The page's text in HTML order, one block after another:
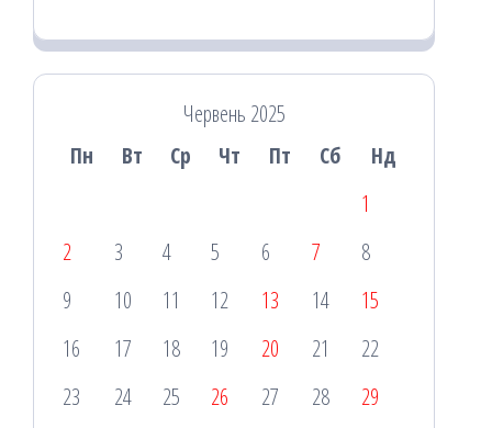
Червень 2025
Пн
Вт Ср Чт Пт Сб
Нд
1
2
3 4 5 6 7
8
9
10 11 12 13 14
15
16
17 18 19 20 21
22
23
24 25 26 27 28
29